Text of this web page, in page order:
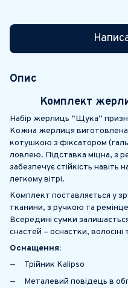
Опис
Комплект
Набір жерлиць “Щука”
Кожна жерлиця виготовлена
котушкою з фіксатором
ловлею. Підставка міцна, з
забезпечує стійкість навіть
легкому вітрі.
Комплект поставляється у
тканини, з ручкою та
Всередині сумки
снастей – оснастки,
Оснащення:
Трійник Kalipso
Металевий повідець в